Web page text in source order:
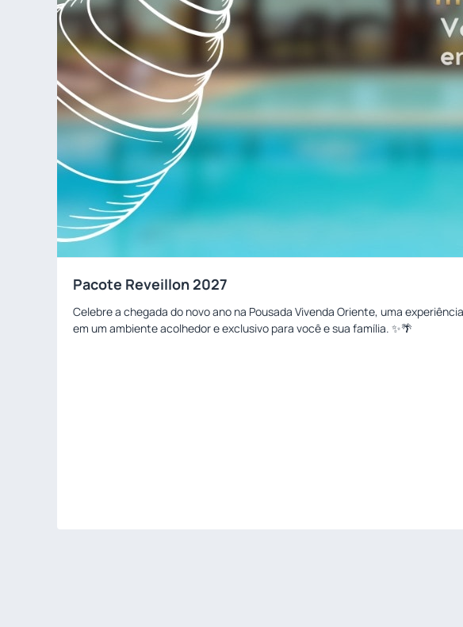
Pacote Reveillon 2027
Celebre a chegada do novo ano na Pousada Vivenda Oriente, uma
em um ambiente acolhedor e exclusivo para você e sua família. ✨🌴